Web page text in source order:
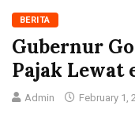
BERITA
Gubernur
Pajak Lewat
Admin February 1,